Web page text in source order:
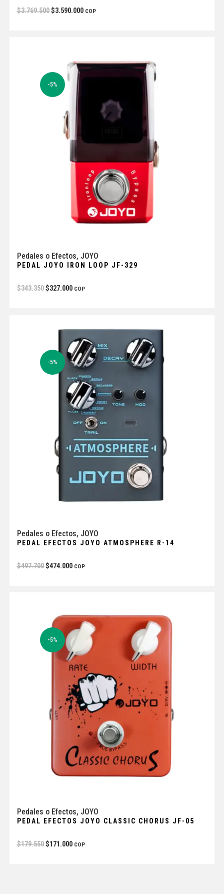
$3.769.500 $3.590.000 COP
-5%
Pedales o Efectos, JOYO
PEDAL JOYO IRON LOOP JF-329
$343.350 $327.000 COP
-5%
Pedales o Efectos, JOYO
PEDAL EFECTOS JOYO ATMOSPHERE R-14
$497.700 $474.000 COP
-5%
Pedales o Efectos, JOYO
PEDAL EFECTOS JOYO CLASSIC CHORUS JF-05
$179.550 $171.000 COP